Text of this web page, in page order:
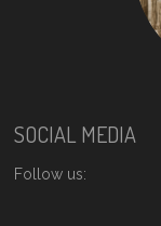
SOCIAL MEDIA
Follow us: